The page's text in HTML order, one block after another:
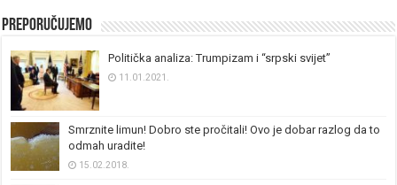
Preporučujemo
Politička analiza: Trumpizam i “srpski svijet”
11.01.2021.
Smrznite limun! Dobro ste pročitali! Ovo je dobar razlog da to
odmah uradite!
15.02.2018.